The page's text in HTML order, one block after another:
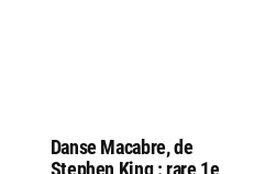
Danse Macabre, de
Stephen King : rare 1e